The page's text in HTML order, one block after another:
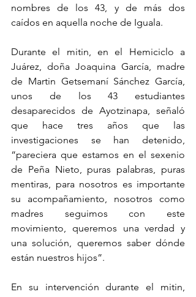
nombres de los 43, y de más dos
caídos en aquella noche de Iguala.
Durante el mitin, en el Hemiciclo a
Juárez, doña Joaquina García, madre
de Martin Getsemaní Sánchez García,
unos de los 43 estudiantes
desaparecidos de Ayotzinapa, señaló
que hace tres años que las
investigaciones se han detenido,
“pareciera que estamos en el sexenio
de Peña Nieto, puras palabras, puras
mentiras, para nosotros es importante
su acompañamiento, nosotros como
madres seguimos con este
movimiento, queremos una verdad y
una solución, queremos saber dónde
están nuestros hijos”.
En su intervención durante el mitin,